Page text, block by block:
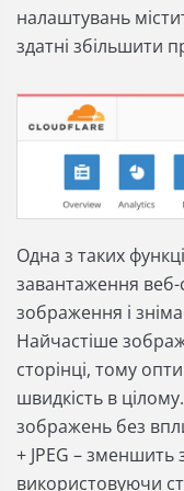
налаштувань
здатні збільшити
Одна з таких
завантаження веб-
зображення і
Найчастіше
сторінці, тому
швидкість в
зображень без
+ JPEG – зменшить
використовуючи